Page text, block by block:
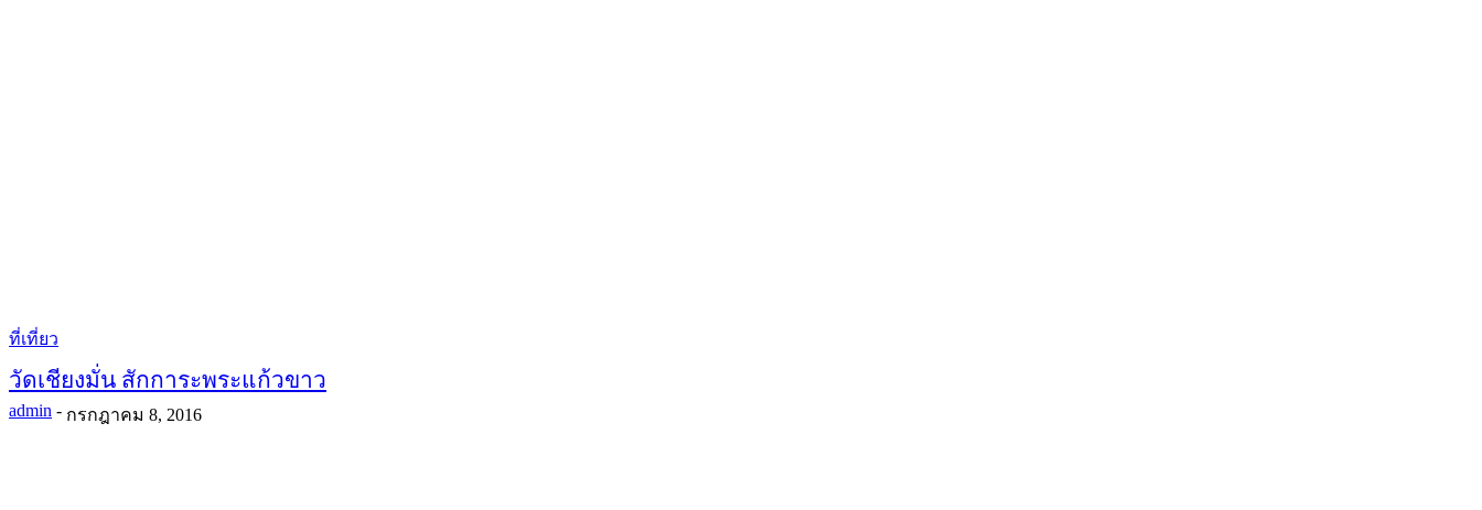
ที่เที่ยว
วัดเชียงมั่น สักการะพระแก้วขาว
admin - กรกฎาคม 8, 2016